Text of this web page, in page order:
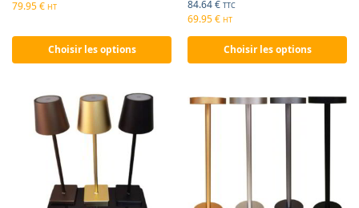
79.95€ HT
Choisir les options
84.64€ TTC
69.95€ HT
Choisir les options